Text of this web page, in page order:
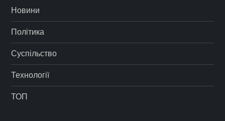
Новини
Політика
Суспільство
Технології
ТОП